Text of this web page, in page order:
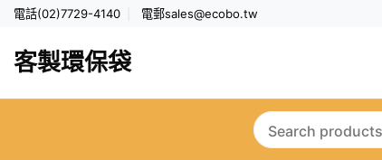
電話(02)7729-4140 電郵sales@ecobo.tw
客製環保袋